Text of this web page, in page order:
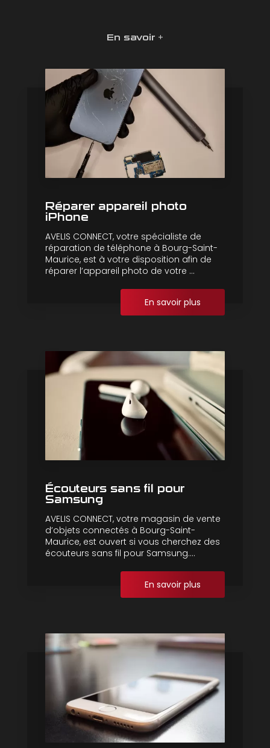
En savoir +
Réparer appareil photo
iPhone
AVELIS CONNECT, votre spécialiste de
réparation de téléphone à Bourg-Saint-
Maurice, est à votre disposition afin de
réparer l’appareil photo de votre ...
En savoir plus
Écouteurs sans fil pour
Samsung
AVELIS CONNECT, votre magasin de vente
d’objets connectés à Bourg-Saint-
Maurice, est ouvert si vous cherchez des
écouteurs sans fil pour Samsung....
En savoir plus